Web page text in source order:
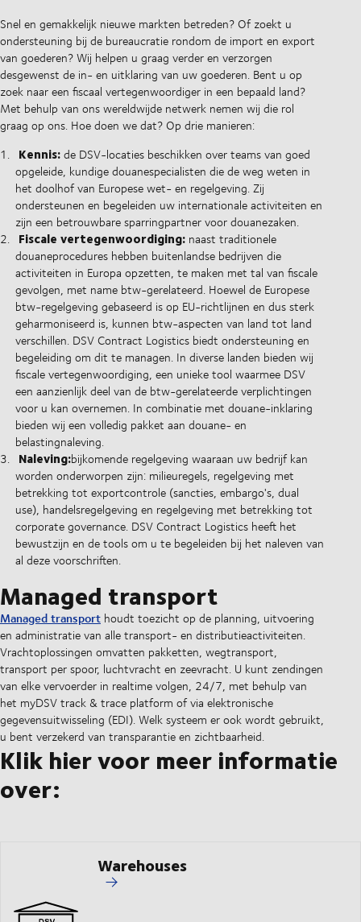
Snel en gemakkelijk nieuwe markten betreden? Of zoekt u
ondersteuning bij de bureaucratie rondom de import en export
van goederen? Wij helpen u graag verder en verzorgen
desgewenst de in- en uitklaring van uw goederen. Bent u op
zoek naar een fiscaal vertegenwoordiger in een bepaald land?
Met behulp van ons wereldwijde netwerk nemen wij die rol
graag op ons. Hoe doen we dat? Op drie manieren:
Kennis:de DSV-locaties beschikken over teams van goed
opgeleide, kundige douanespecialisten die de weg weten in
het doolhof van Europese wet- en regelgeving. Zij
ondersteunen en begeleiden uw internationale activiteiten en
zijn een betrouwbare sparringpartner voor douanezaken.
Fiscale vertegenwoordiging:naast traditionele
douaneprocedures hebben buitenlandse bedrijven die
activiteiten in Europa opzetten, te maken met tal van fiscale
gevolgen, met name btw-gerelateerd. Hoewel de Europese
btw-regelgeving gebaseerd is op EU-richtlijnen en dus sterk
geharmoniseerd is, kunnen btw-aspecten van land tot land
verschillen. DSV Contract Logistics biedt ondersteuning en
begeleiding om dit te managen. In diverse landen bieden wij
fiscale vertegenwoordiging, een unieke tool waarmee DSV
een aanzienlijk deel van de btw-gerelateerde verplichtingen
voor u kan overnemen. In combinatie met douane-inklaring
bieden wij een volledig pakket aan douane- en
belastingnaleving.
Naleving:bijkomende regelgeving waaraan uw bedrijf kan
worden onderworpen zijn: milieuregels, regelgeving met
betrekking tot exportcontrole (sancties, embargo's, dual
use), handelsregelgeving en regelgeving met betrekking tot
corporate governance. DSV Contract Logistics heeft het
bewustzijn en de tools om u te begeleiden bij het naleven van
al deze voorschriften.
Managed transport
Managed transport houdt toezicht op de planning, uitvoering
en administratie van alle transport- en distributieactiviteiten.
Vrachtoplossingen omvatten pakketten, wegtransport,
transport per spoor, luchtvracht en zeevracht. U kunt zendingen
van elke vervoerder in realtime volgen, 24/7, met behulp van
het myDSV track & trace platform of via elektronische
gegevensuitwisseling (EDI). Welk systeem er ook wordt gebruikt,
u bent verzekerd van transparantie en zichtbaarheid.
Klik hier voor meer informatie
over:
Warehouses